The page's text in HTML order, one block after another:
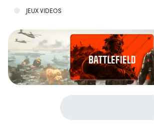
JEUX VIDEOS